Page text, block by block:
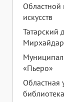
Областной
искусств
Татарский
«Пьеро»
Областная